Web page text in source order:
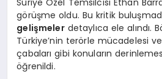
görüşme oldu. Bu kritik
gelişmelerdetaylıca ele alındı.
Türkiye’nin terörle mücadelesi
çabaları gibi konuların
öğrenildi.